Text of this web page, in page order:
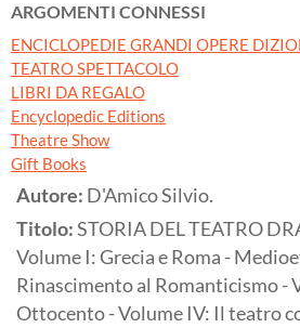
ARGOMENTI CONNESSI
ENCICLOPEDIE GRANDI OPERE
TEATRO SPETTACOLO
LIBRI DA REGALO
Encyclopedic Editions
Theatre Show
Gift Books
Autore: D'Amico Silvio.
Titolo:STORIA DEL TEATRO
Volume I: Grecia e Roma -
Rinascimento al Romanticismo -
Ottocento - Volume IV: Il teatro